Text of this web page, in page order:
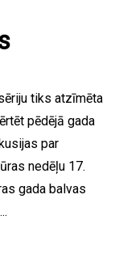
tiks atzīmēta
pēdējā gada
par
nedēļu 17.
gada balvas